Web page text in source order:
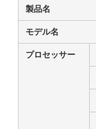
製品名
モデル名
プロセッサー